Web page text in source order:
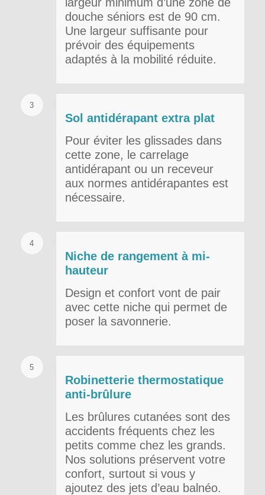
douche séniors est de 90 cm.
Une largeur suffisante pour
prévoir des équipements
adaptés à la mobilité réduite.
3
Sol antidérapant extra plat
Pour éviter les glissades dans
cette zone, le carrelage
antidérapant ou un receveur
aux normes antidérapantes est
nécessaire.
4
Niche de rangement à mi-
hauteur
Design et confort vont de pair
avec cette niche qui permet de
poser la savonnerie.
5
Robinetterie thermostatique
anti-brûlure
Les brûlures cutanées sont des
accidents fréquents chez les
petits comme chez les grands.
Nos solutions préservent votre
confort, surtout si vous y
ajoutez des jets d’eau balnéo.